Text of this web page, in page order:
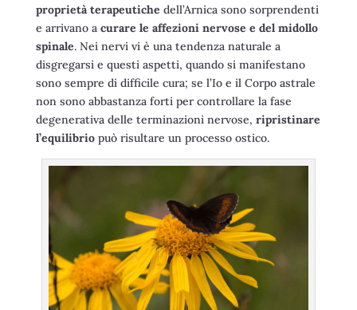
proprietà terapeutiche dell’Arnica sono sorprendenti
e arrivano a curare le affezioni nervose e del midollo
spinale. Nei nervi vi è una tendenza naturale a
disgregarsi e questi aspetti, quando si manifestano
sono sempre di difficile cura; se l’Io e il Corpo astrale
non sono abbastanza forti per controllare la fase
degenerativa delle terminazioni nervose, ripristinare
l’equilibriopuò risultare un processo ostico.